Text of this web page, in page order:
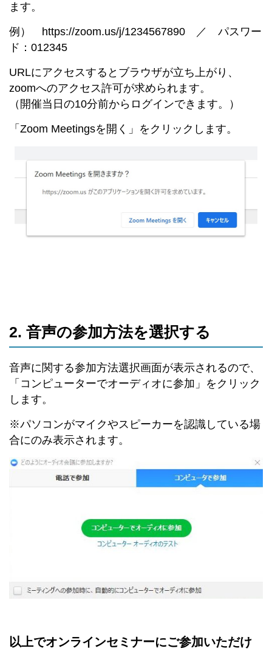
ます。
例） https://zoom.us/j/1234567890 ／ パスワー
ド：012345
URLにアクセスするとブラウザが立ち上がり、
zoomへのアクセス許可が求められます。
（開催当日の10分前からログインできます。）
「Zoom Meetingsを開く」をクリックします。
2. 音声の参加方法を選択する
音声に関する参加方法選択画面が表示されるので、
「コンピューターでオーディオに参加」をクリック
します。
※パソコンがマイクやスピーカーを認識している場
合にのみ表示されます。
以上でオンラインセミナーにご参加いただけ